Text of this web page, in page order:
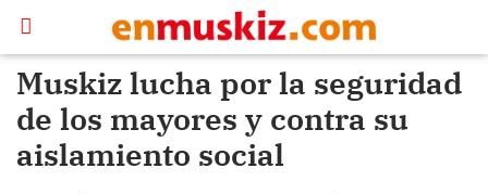
Muskiz lucha por la seguridad
de los mayores y contra su
aislamiento social